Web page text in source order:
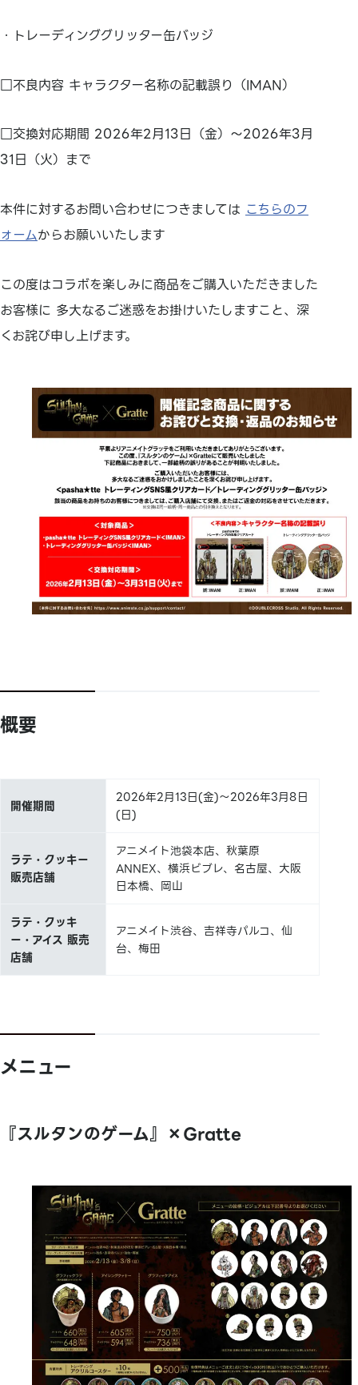
・トレーディンググリッター缶バッジ
□不良内容 キャラクター名称の記載誤り（IMAN）
□交換対応期間 2026年2月13日（金）～2026年3月
31日（火）まで
本件に対するお問い合わせにつきましては こちらのフ
ォームからお願いいたします
この度はコラボを楽しみに商品をご購入いただきました
お客様に 多大なるご迷惑をお掛けいたしますこと、深
くお詫び申し上げます。
概要
開催期間
2026年2月13日(金)～2026年3月8日
(日)
ラテ・クッキー
販売店舗
アニメイト池袋本店、秋葉原
ANNEX、横浜ビブレ、名古屋、大阪
日本橋、岡山
ラテ・クッキ
ー・アイス 販売
店舗
アニメイト渋谷、吉祥寺パルコ、仙
台、梅田
メニュー
『スルタンのゲーム』×Gratte